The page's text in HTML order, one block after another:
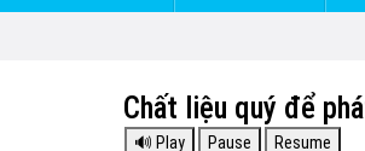
Chất liệu quý để